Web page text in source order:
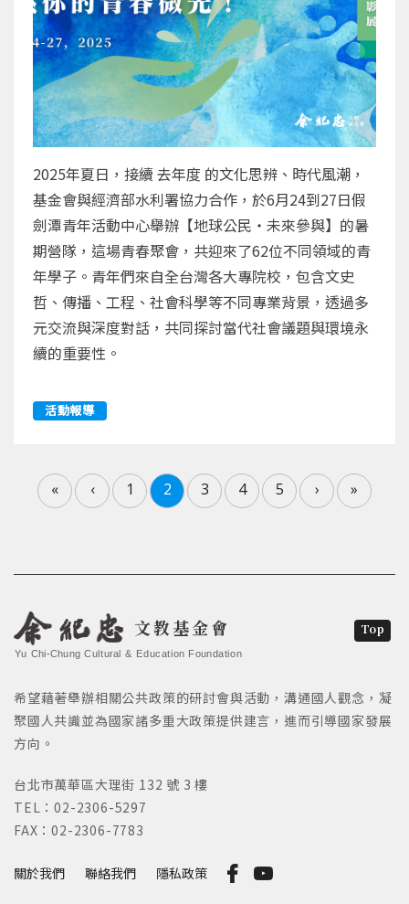
2025年夏日，接續 去年度 的文化思辨、時代風潮，
基金會與經濟部水利署協力合作，於6月24到27日假
劍潭青年活動中心舉辦【地球公民・未來參與】的暑
期營隊，這場青春聚會，共迎來了62位不同領域的青
年學子。青年們來自全台灣各大專院校，包含文史
哲、傳播、工程、社會科學等不同專業背景，透過多
元交流與深度對話，共同探討當代社會議題與環境永
續的重要性。
活動報導
« ‹ 1 2 3 4 5 › »
文教基金會
Yu Chi-Chung Cultural & Education Foundation
關於我們 聯絡我們 隱私政策
希望藉著舉辦相關公共政策的研討會與活動，溝通國人觀念，凝
聚國人共識並為國家諸多重大政策提供建言，進而引導國家發展
方向。
台北市萬華區大理街 132 號 3 樓
TEL：02-2306-5297
FAX：02-2306-7783
Top